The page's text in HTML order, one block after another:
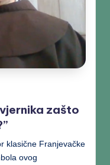
zašto
klasične Franjevačke
ovog